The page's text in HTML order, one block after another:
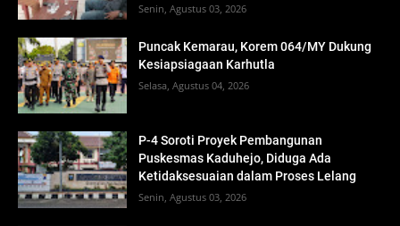
Senin, Agustus 03, 2026
Puncak Kemarau, Korem 064/MY Dukung
Kesiapsiagaan Karhutla
Selasa, Agustus 04, 2026
P-4 Soroti Proyek Pembangunan
Puskesmas Kaduhejo, Diduga Ada
Ketidaksesuaian dalam Proses Lelang
Senin, Agustus 03, 2026